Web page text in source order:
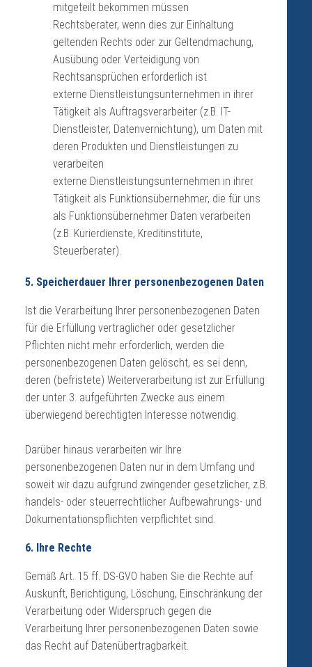
mitgeteilt bekommen müssen
Rechtsberater, wenn dies zur Einhaltung
geltenden Rechts oder zur Geltendmachung,
Ausübung oder Verteidigung von
Rechtsansprüchen erforderlich ist
externe Dienstleistungsunternehmen in ihrer
Tätigkeit als Auftragsverarbeiter (z.B. IT-
Dienstleister, Datenvernichtung), um Daten mit
deren Produkten und Dienstleistungen zu
verarbeiten
externe Dienstleistungsunternehmen in ihrer
Tätigkeit als Funktionsübernehmer, die für uns
als Funktionsübernehmer Daten verarbeiten
(z.B. Kurierdienste, Kreditinstitute,
Steuerberater).
5. Speicherdauer Ihrer personenbezogenen Daten
Ist die Verarbeitung Ihrer personenbezogenen Daten
für die Erfüllung vertraglicher oder gesetzlicher
Pflichten nicht mehr erforderlich, werden die
personenbezogenen Daten gelöscht, es sei denn,
deren (befristete) Weiterverarbeitung ist zur Erfüllung
der unter 3. aufgeführten Zwecke aus einem
überwiegend berechtigten Interesse notwendig.
Darüber hinaus verarbeiten wir Ihre
personenbezogenen Daten nur in dem Umfang und
soweit wir dazu aufgrund zwingender gesetzlicher, z.B.
handels- oder steuerrechtlicher Aufbewahrungs- und
Dokumentationspflichten verpflichtet sind.
6. Ihre Rechte
Gemäß Art. 15 ff. DS-GVO haben Sie die Rechte auf
Auskunft, Berichtigung, Löschung, Einschränkung der
Verarbeitung oder Widerspruch gegen die
Verarbeitung Ihrer personenbezogenen Daten sowie
das Recht auf Datenübertragbarkeit.